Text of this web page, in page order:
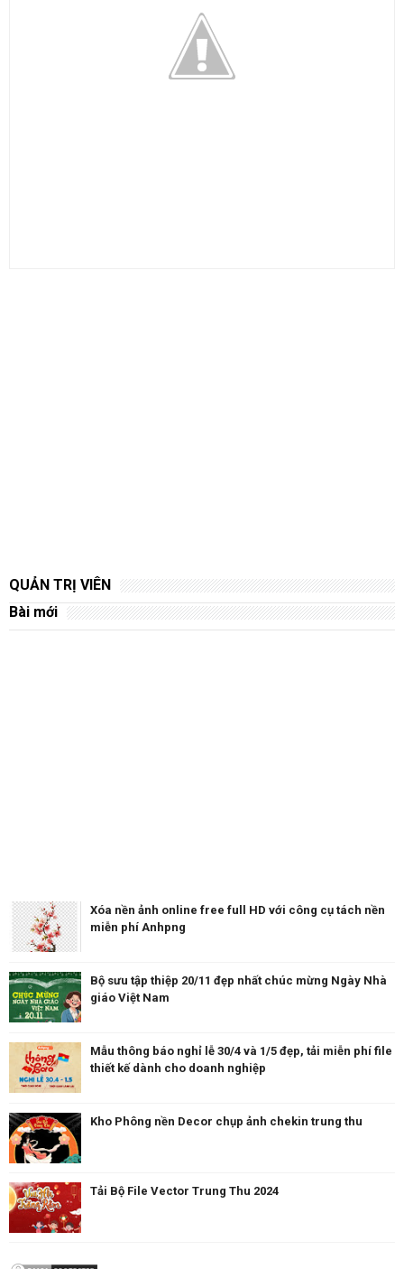
QUẢN TRỊ VIÊN
Bài mới
Xóa nền ảnh online free full HD với công cụ tách nền
miễn phí Anhpng
Bộ sưu tập thiệp 20/11 đẹp nhất chúc mừng Ngày Nhà
giáo Việt Nam
Mẫu thông báo nghỉ lễ 30/4 và 1/5 đẹp, tải miễn phí file
thiết kế dành cho doanh nghiệp
Kho Phông nền Decor chụp ảnh chekin trung thu
Tải Bộ File Vector Trung Thu 2024